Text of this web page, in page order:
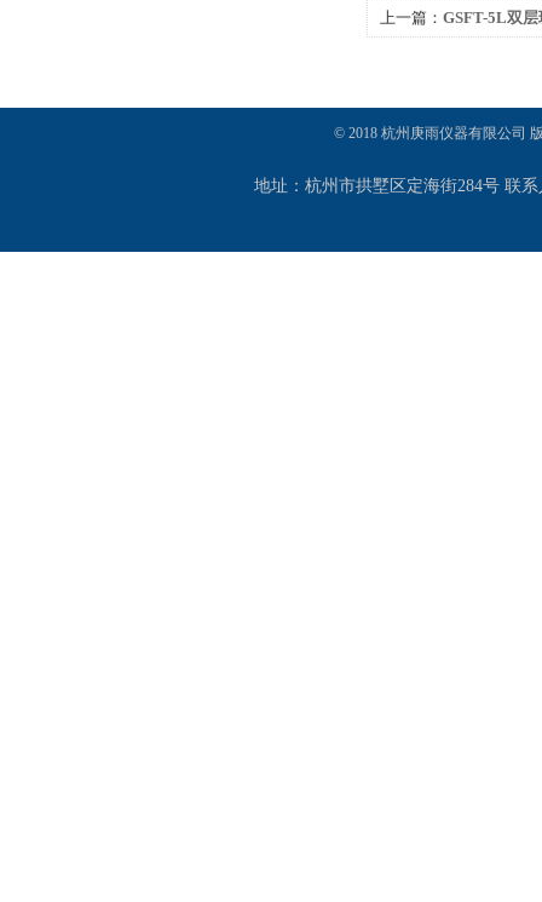
上一篇： GSFT-5L双
© 2018 杭州庚雨仪器有限公司
地址：杭州市拱墅区定海街284号 联